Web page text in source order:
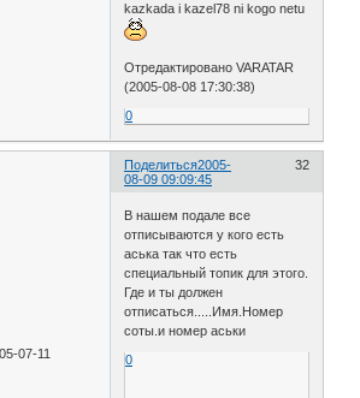
kazkada i kazel78 ni kogo netu
Отредактировано VARATAR
(2005-08-08 17:30:38)
0
Поделиться 32
2005-
08-09 09:09:45
07-11
В нашем подале все
отписываются у кого есть
аська так что есть
специальный топик для этого.
Где и ты должен
отписаться.....Имя.Номер
соты.и номер аськи
0